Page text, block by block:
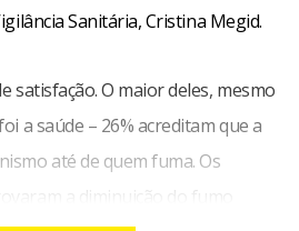
Sanitária, Cristina Megid.
satisfação. O maior deles, mesmo
a saúde – 26% acreditam que a
até de quem fuma. Os
a diminuição do fumo